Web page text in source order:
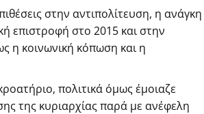
στην αντιπολίτευση, η ανάγκη
επιστροφή στο 2015 και στην
η κοινωνική κόπωση και η
πολιτικά όμως έμοιαζε
της κυριαρχίας παρά με ανέφελη